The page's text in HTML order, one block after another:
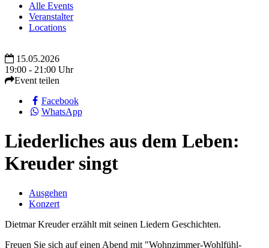
Alle Events
Veranstalter
Locations
15.05.2026
19:00 - 21:00 Uhr
Event teilen
Facebook
WhatsApp
Liederliches aus dem Leben:
Kreuder singt
Ausgehen
Konzert
Dietmar Kreuder erzählt mit seinen Liedern Geschichten.
Freuen Sie sich auf einen Abend mit "Wohnzimmer-Wohlfühl-